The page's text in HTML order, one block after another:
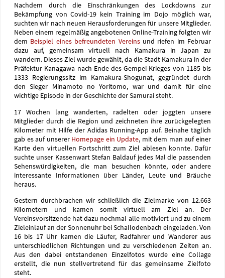
Nachdem durch die Einschränkungen des Lockdowns zur
Bekämpfung von Covid-19 kein Training im Dojo möglich war,
suchten wir nach neuen Herausforderungen für unsere Mitglieder.
Neben einem regelmäßig angebotenen Online-Training folgten wir
dem Beispiel eines befreundeten Vereinsund riefen im Februar
dazu auf, gemeinsam virtuell nach Kamakura in Japan zu
wandern. Dieses Ziel wurde gewählt, da die Stadt Kamakura in der
Präfektur Kanagawa nach Ende des Gempei-Krieges von 1185 bis
1333 Regierungssitz im Kamakura-Shogunat, gegründet durch
den Sieger Minamoto no Yoritomo, war und damit für eine
wichtige Episode in der Geschichte der Samurai steht.
17 Wochen lang wanderten, radelten oder joggten unsere
Mitglieder durch die Region und zeichneten ihre zurückgelegten
Kilometer mit Hilfe der Adidas Running-App auf. Beinahe täglich
gab es auf unserer Homepage ein Update, mit dem man auf einer
Karte den virtuellen Fortschritt zum Ziel ablesen konnte. Dafür
suchte unser Kassenwart Stefan Baldauf jedes Mal die passenden
Sehenswürdigkeiten, die man besuchen könnte, oder andere
interessante Informationen über Länder, Leute und Bräuche
heraus.
Gestern durchbrachen wir schließlich die Zielmarke von 12.663
Kilometern und kamen somit virtuell am Ziel an. Der
Vereinsvorsitzende hat dazu nochmal alle motiviert und zu einem
Zieleinlauf an der Sonnenuhr bei Schallodenbach eingeladen. Von
16 bis 17 Uhr kamen die Läufer, Radfahrer und Wanderer aus
unterschiedlichen Richtungen und zu verschiedenen Zeiten an.
Aus den dabei entstandenen Einzelfotos wurde eine Collage
erstellt, die nun stellvertretend für das gemeinsame Zielfoto
steht.